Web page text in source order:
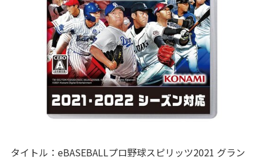
タイトル：eBASEBALLプロ野球スピリッツ2021 グラン